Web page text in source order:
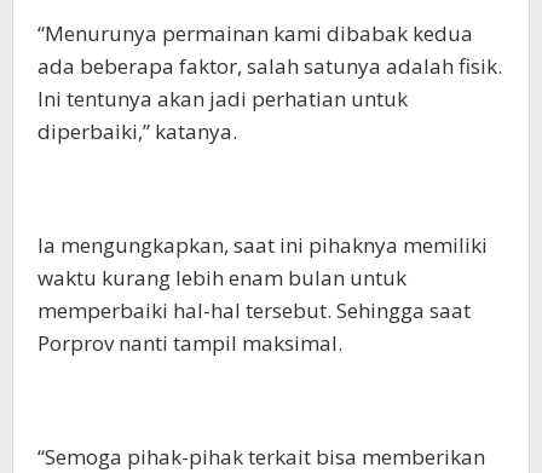
“Menurunya permainan kami dibabak kedua
ada beberapa faktor, salah satunya adalah fisik.
Ini tentunya akan jadi perhatian untuk
diperbaiki,” katanya.
Ia mengungkapkan, saat ini pihaknya memiliki
waktu kurang lebih enam bulan untuk
memperbaiki hal-hal tersebut. Sehingga saat
Porprov nanti tampil maksimal.
“Semoga pihak-pihak terkait bisa memberikan